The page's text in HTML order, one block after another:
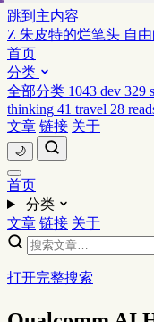
跳到主内容
Z 朱皮特的烂笔头 自
首页
分类
全部分类 1043 dev 329
thinking 41 travel 28
文章 链接 关于
🌙
首页
分类
文章 链接 关于
打开完整搜索